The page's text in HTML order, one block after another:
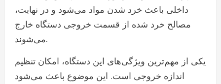
داخلی باعث خرد شدن مواد می‌شود و در نهایت،
مصالح خرد شده از قسمت خروجی دستگاه خارج
می‌شوند.
یکی از مهم‌ترین ویژگی‌های این دستگاه، امکان تنظیم
اندازه خروجی است. این موضوع باعث می‌شود